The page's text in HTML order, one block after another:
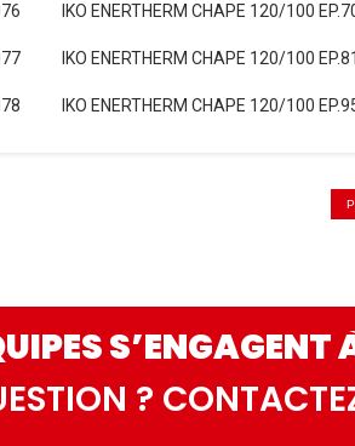
IKO ENERTHERM CHAPE 120/100
IKO ENERTHERM CHAPE 120/100
IKO ENERTHERM CHAPE 120/100
S’ENGAGENT
?